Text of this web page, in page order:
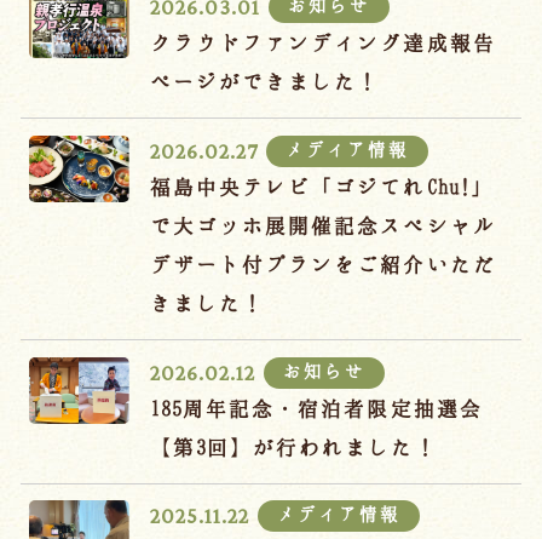
2026.03.01 お知らせ
クラウドファンディング達成報告
ページができました！
2026.02.27 メディア情報
福島中央テレビ「ゴジてれChu!」
で大ゴッホ展開催記念スペシャル
デザート付プランをご紹介いただ
きました！
2026.02.12 お知らせ
185周年記念・宿泊者限定抽選会
【第3回】が行われました！
2025.11.22 メディア情報
オンラインショップ
吉川屋×温泉むすめ
Follow us
024-542-2226
Language